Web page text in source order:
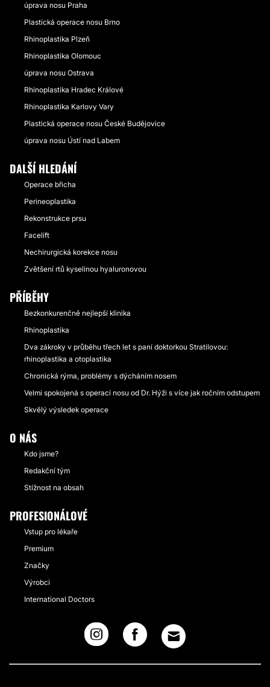
úprava nosu Praha
Plastická operace nosu Brno
Rhinoplastika Plzeň
Rhinoplastika Olomouc
úprava nosu Ostrava
Rhinoplastika Hradec Králové
Rhinoplastika Karlovy Vary
Plastická operace nosu České Budějovice
úprava nosu Ústí nad Labem
DALŠÍ HLEDÁNÍ
Operace břicha
Perineoplastika
Rekonstrukce prsu
Facelift
Nechirurgická korekce nosu
Zvětšení rtů kyselinou hyaluronovou
PŘÍBĚHY
Bezkonkurenčně nejlepší klinika
Rhinoplastika
Dva zákroky v průběhu třech let s paní doktorkou Stratilovou:
rhinoplastika a otoplastika
Chronická rýma, problémy s dýcháním nosem
Velmi spokojená s operací nosu od Dr. Hýži s více jak ročním odstupem
Skvělý výsledek operace
O NÁS
Kdo jsme?
Redakční tým
Stížnost na obsah
PROFESIONÁLOVÉ
Vstup pro lékaře
Premium
Značky
Výrobci
International Doctors